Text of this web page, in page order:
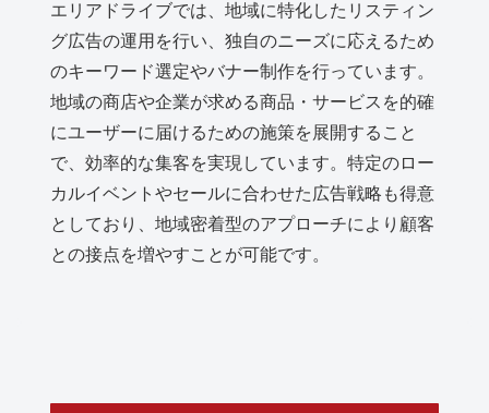
エリアドライブでは、地域に特化したリスティン
グ広告の運用を行い、独自のニーズに応えるため
のキーワード選定やバナー制作を行っています。
地域の商店や企業が求める商品・サービスを的確
にユーザーに届けるための施策を展開すること
で、効率的な集客を実現しています。特定のロー
カルイベントやセールに合わせた広告戦略も得意
としており、地域密着型のアプローチにより顧客
との接点を増やすことが可能です。